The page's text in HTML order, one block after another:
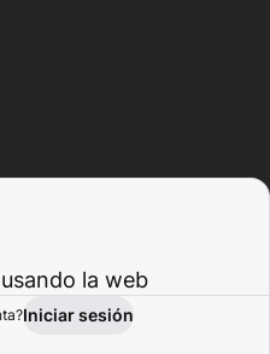
Actividad
la web
Iniciar sesión